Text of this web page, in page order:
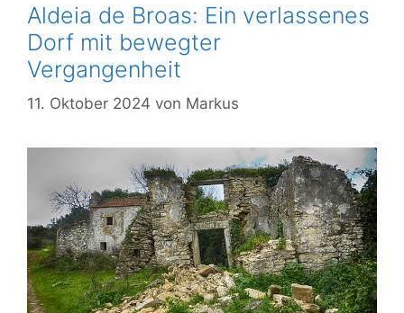
Aldeia de Broas: Ein verlassenes
Dorf mit bewegter
Vergangenheit
11. Oktober 2024 von Markus